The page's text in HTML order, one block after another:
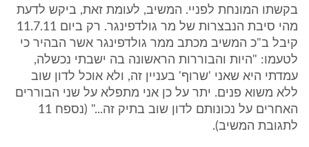
בקשתו המונחת לפניי. המשיב, לעומת זאת, ביקש לדעת
מהי סיבת הנבצרות של מר גולדפינגר. רק ביום 11.7.11
קיבל ב"כ המשיב מכתב ממר גולדפינגר אשר הבהיר כי
לטעמו: "היות והבוררות הראשונה בה ישבתי נכשלה,
עמדתי היא שאני 'שרוף' בעניין זה, ולא אוכל לדון שוב
ללא משוא פנים. יתר על כן אני מתפלא על שני הבוררים
האחרים על נכונותם לדון שוב בתיק זה..." (נספח 11
לתגובת המשיב).